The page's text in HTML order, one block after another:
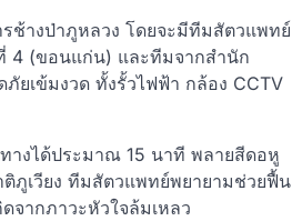
ช้างป่าภูหลวง โดยจะมีทีมสัตวแพทย์
4 (ขอนแก่น) และทีมจากสำนัก
ยเข้มงวด ทั้งรั้วไฟฟ้า กล้อง CCTV
างได้ประมาณ 15 นาที พลายสีดอหู
ภูเวียง ทีมสัตวแพทย์พยายามช่วยฟื้น
จากภาวะหัวใจล้มเหลว